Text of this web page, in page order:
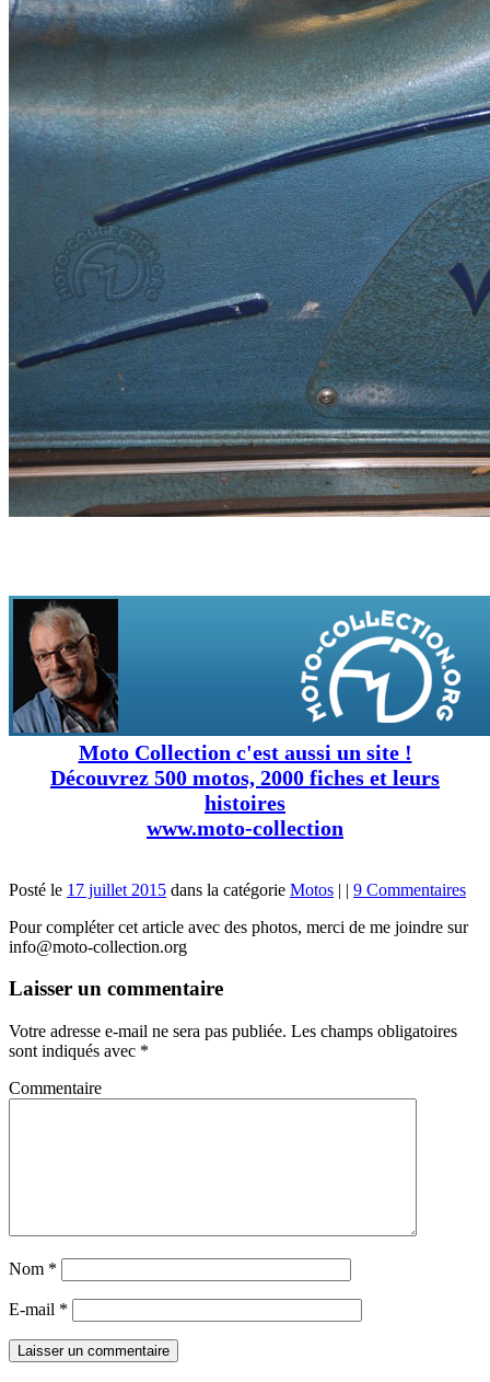
Moto Collection c'est aussi un site !
Découvrez 500 motos, 2000 fiches et leurs
histoires
www.moto-collection
Posté le 17 juillet 2015 dans la catégorie Motos | | 9 Commentaires
Pour compléter cet article avec des photos, merci de me joindre sur
info@moto-collection.org
Laisser un commentaire
Votre adresse e-mail ne sera pas publiée. Les champs obligatoires
sont indiqués avec *
Commentaire
Nom *
E-mail *